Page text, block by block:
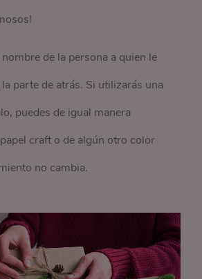
de la persona a quien le
parte de atrás. Si utilizarás una
puedes de igual manera
craft o de algún otro color
no cambia.